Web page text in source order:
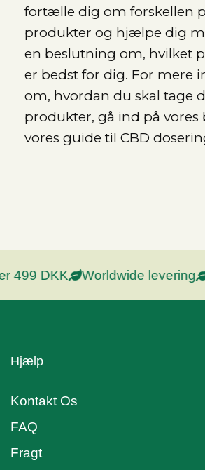
fortælle dig om forskellen
produkter og hjælpe dig
en beslutning om, hvilket
er bedst for dig. For mere
om, hvordan du skal tage
produkter, gå ind på
vores guide til CBD
DKK Worldwide levering
Hjælp
Kontakt Os
FAQ
Fragt